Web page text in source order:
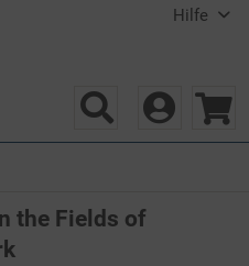
Hilfe
the Fields of